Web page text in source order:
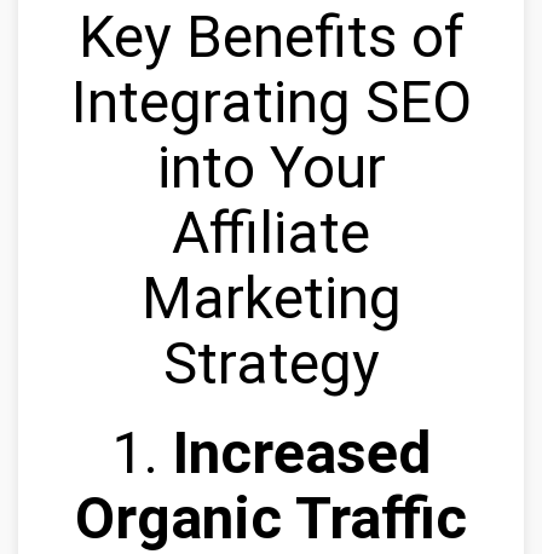
Key Benefits of
Integrating SEO
into Your
Affiliate
Marketing
Strategy
1. Increased
Organic Traffic